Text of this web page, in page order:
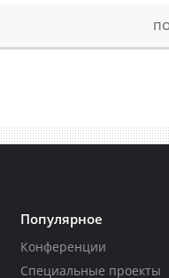
Популярное
Конференции
Специальные проекты